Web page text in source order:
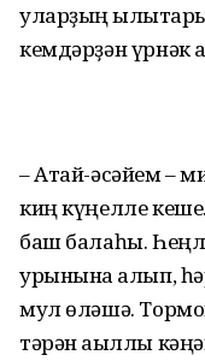
уларҙың
кемдәрҙән
– Атай-әсәйем –
киң күңелле
баш балаһы.
урынына ҡалып,
мул өләшә.
тәрән аҡыллы